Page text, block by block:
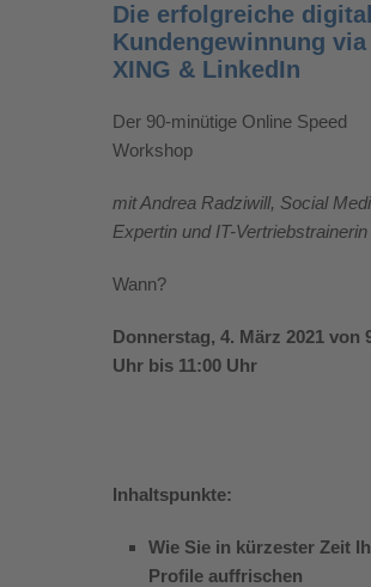
Die erfolgreiche
Kundengewinnung via
XING & LinkedIn
Der 90-minütige Online Speed
Workshop
mit Andrea Radziwill, Social
Expertin und IT-Vertriebstrainerin
Wann?
Donnerstag, 4. März 2021 von
Uhr bis 11:00 Uhr
Inhaltspunkte:
Wie Sie in kürzester Zeit
Profile auffrischen